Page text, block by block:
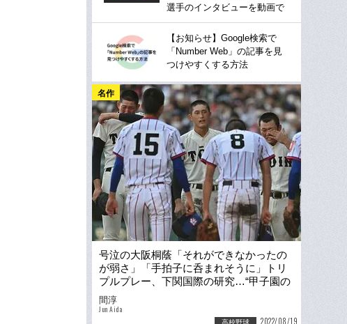
選手のインタビューを動画で
【お知らせ】Google検索で
「Number Web」の記事を見
つけやすくする方法
名作
号泣の大阪桐蔭「それができなかったの
が弱さ」「手拍子に呑まれそうに」トリ
プルプレー、下関国際の研究…“甲子園の
魔物”に王者は襲われた
間淳
Jun Aida
高校野球 2022/08/19